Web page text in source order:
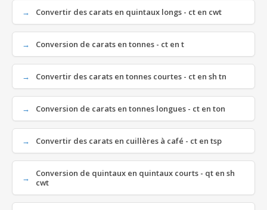
Convertir des carats en quintaux longs - ct en cwt
Conversion de carats en tonnes - ct en t
Convertir des carats en tonnes courtes - ct en sh tn
Conversion de carats en tonnes longues - ct en ton
Convertir des carats en cuillères à café - ct en tsp
Conversion de quintaux en quintaux courts - qt en sh
cwt